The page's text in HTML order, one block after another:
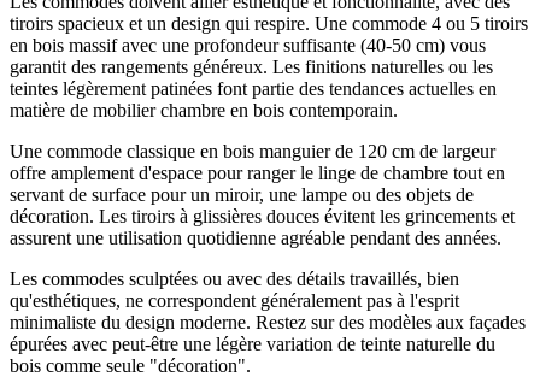
tiroirs spacieux et un design qui respire. Une commode 4 ou 5 tiroirs
en bois massif avec une profondeur suffisante (40-50 cm) vous
garantit des rangements généreux. Les finitions naturelles ou les
teintes légèrement patinées font partie des tendances actuelles en
matière de mobilier chambre en bois contemporain.
Une commode classique en bois manguier de 120 cm de largeur
offre amplement d'espace pour ranger le linge de chambre tout en
servant de surface pour un miroir, une lampe ou des objets de
décoration. Les tiroirs à glissières douces évitent les grincements et
assurent une utilisation quotidienne agréable pendant des années.
Les commodes sculptées ou avec des détails travaillés, bien
qu'esthétiques, ne correspondent généralement pas à l'esprit
minimaliste du design moderne. Restez sur des modèles aux façades
épurées avec peut-être une légère variation de teinte naturelle du
bois comme seule "décoration".